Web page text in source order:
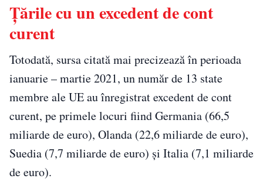
Țările cu un excedent de cont
curent
Totodată, sursa citată mai precizează în perioada
ianuarie – martie 2021, un număr de 13 state
membre ale UE au înregistrat excedent de cont
curent, pe primele locuri fiind Germania (66,5
miliarde de euro), Olanda (22,6 miliarde de euro),
Suedia (7,7 miliarde de euro) şi Italia (7,1 miliarde
de euro).